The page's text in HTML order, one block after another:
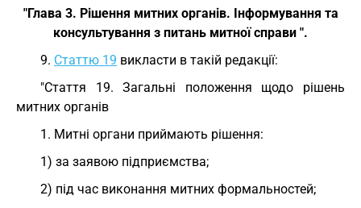
"Глава 3. Рішення митних органів. Інформування та
консультування з питань митної справи ".
9. Статтю 19 викласти в такій редакції:
"Стаття 19. Загальні положення щодо рішень
митних органів
1. Митні органи приймають рішення:
1) за заявою підприємства;
2) під час виконання митних формальностей;